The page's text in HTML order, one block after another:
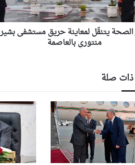
الصحة يتنقّل لمعاينة حريق مستشفى بشير
منتوري بالعاصمة
ذات صلة